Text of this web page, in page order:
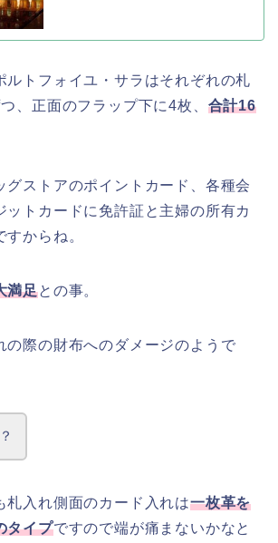
ルトフォイユ・サラはそれぞれの札
、正面のフラップ下に4枚、 合計16
グストアのポイントカード、各種会
ットカードに免許証と主婦の所有カ
からね。
満足との事。
の際の財布へのダメージのようで
札入れ側面のカード入れは一枚革を
タイプですので端が痛まないかなと